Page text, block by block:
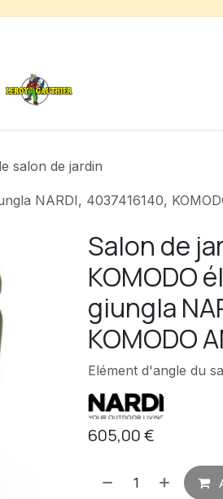
salon de jardin
NARDI, 4037416140,
Salon de
KOMODO
giungla
KOMODO
Elément d'angle du
605,00€